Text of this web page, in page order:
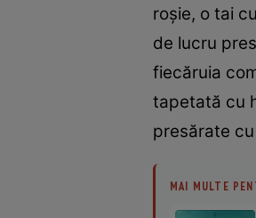
roşie, o tai
de lucru
fiecăruia
tapetată cu
presărate
MAI MULTE